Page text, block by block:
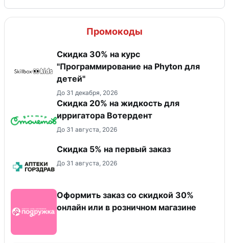
Промокоды
Скидка 30% на курс
"Программирование на Phyton для
детей"
До 31 декабря, 2026
Скидка 20% на жидкость для
ирригатора Вотердент
До 31 августа, 2026
Скидка 5% на первый заказ
До 31 августа, 2026
Оформить заказ со скидкой 30%
онлайн или в розничном магазине